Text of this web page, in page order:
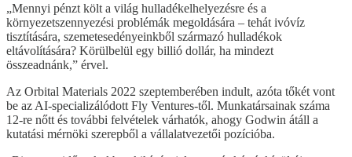
„Mennyi pénzt költ a világ hulladékelhelyezésre és a
környezetszennyezési problémák megoldására – tehát ivóvíz
tisztítására, szemetesedényeinkből származó hulladékok
eltávolítására? Körülbelül egy billió dollár, ha mindezt
összeadnánk,” érvel.
Az Orbital Materials 2022 szeptemberében indult, azóta tőkét vont
be az AI-specializálódott Fly Ventures-től. Munkatársainak száma
12-re nőtt és további felvételek várhatók, ahogy Godwin átáll a
kutatási mérnöki szerepből a vállalatvezetői pozícióba.